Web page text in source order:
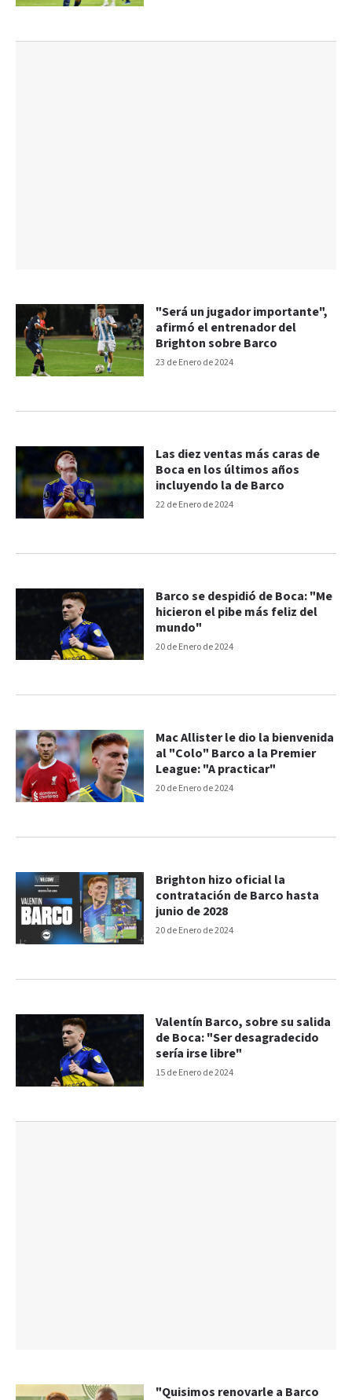
23 de Enero de 2024
"Será un jugador importante",
afirmó el entrenador del
Brighton sobre Barco
22 de Enero de 2024
Las diez ventas más caras de
Boca en los últimos años
incluyendo la de Barco
20 de Enero de 2024
Barco se despidió de Boca: "Me
hicieron el pibe más feliz del
mundo"
20 de Enero de 2024
Mac Allister le dio la bienvenida
al "Colo" Barco a la Premier
League: "A practicar"
20 de Enero de 2024
Brighton hizo oficial la
contratación de Barco hasta
junio de 2028
15 de Enero de 2024
Valentín Barco, sobre su salida
de Boca: "Ser desagradecido
sería irse libre"
"Quisimos renovarle a Barco